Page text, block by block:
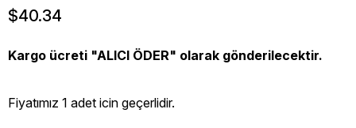
$40.34
Kargo ücreti "ALICI ÖDER" olarak gönderilecektir.
Fiyatımız 1 adet icin geçerlidir.